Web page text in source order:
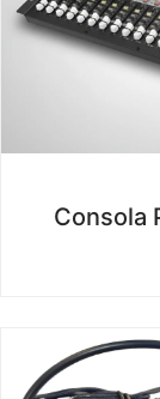
Consola